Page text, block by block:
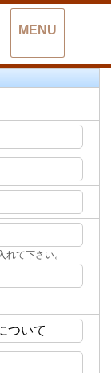
MENU
て下さい。